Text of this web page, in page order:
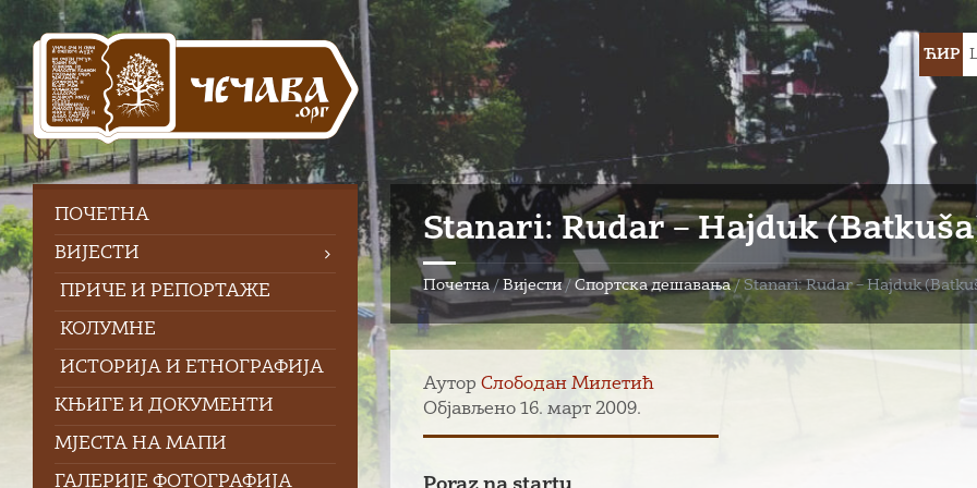
Skip
content
Skip
left
sidebar
Skip
footer
Choose
ЋИР
Stanari: Rudar – Hajduk
Почетна /Вијести/Спортска дешавања/ Stanari: Rudar – Hajduk
АуторСлободан Милетић
Објављено 16. март 2009.
ПOЧЕТНА
ВИЈЕСТИ
ПРИЧЕ И РЕПОРТАЖЕ
КОЛУМНЕ
ИСТОРИЈА И ЕТНОГРАФИЈА
КЊИГЕ И ДОКУМЕНТИ
МЈЕСТА НА МАПИ
ГАЛЕРИЈЕ ФОТОГРАФИЈА